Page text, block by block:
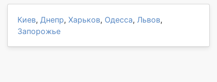
Киев, Днепр, Харьков, Одесса, Львов,
Запорожье